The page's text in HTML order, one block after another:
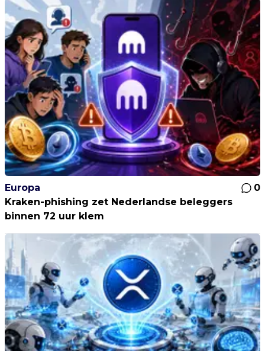
Europa
0
Kraken-phishing zet Nederlandse beleggers
binnen 72 uur klem